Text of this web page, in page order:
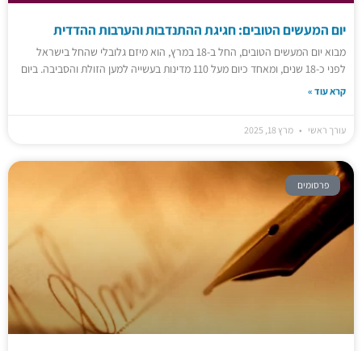
יום המעשים הטובים: חגיגת ההתנדבות והערבות ההדדית
מבוא יום המעשים הטובים, החל ב-18 במרץ, הוא מיזם גלובלי שהחל בישראל
לפני כ-18 שנים, ומאחד כיום מעל 110 מדינות בעשייה למען הזולת והסביבה. ביום
קרא עוד »
עורך ראשי מרץ 18, 2025
פרסומים